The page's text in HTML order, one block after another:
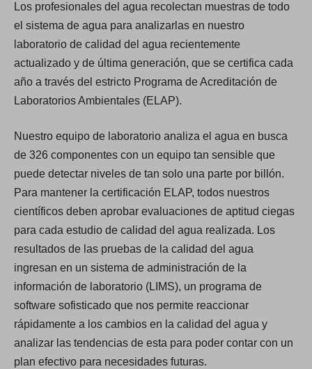
Los profesionales del agua recolectan muestras de todo
el sistema de agua para analizarlas en nuestro
laboratorio de calidad del agua recientemente
actualizado y de última generación, que se certifica cada
año a través del estricto Programa de Acreditación de
Laboratorios Ambientales (ELAP).
Nuestro equipo de laboratorio analiza el agua en busca
de 326 componentes con un equipo tan sensible que
puede detectar niveles de tan solo una parte por billón.
Para mantener la certificación ELAP, todos nuestros
científicos deben aprobar evaluaciones de aptitud ciegas
para cada estudio de calidad del agua realizada. Los
resultados de las pruebas de la calidad del agua
ingresan en un sistema de administración de la
información de laboratorio (LIMS), un programa de
software sofisticado que nos permite reaccionar
rápidamente a los cambios en la calidad del agua y
analizar las tendencias de esta para poder contar con un
plan efectivo para necesidades futuras.